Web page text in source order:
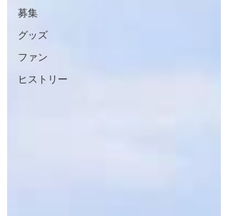
募集
グッズ
ファン
ヒストリー